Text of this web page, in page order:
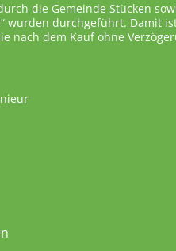
die Gemeinde Stücken
wurden durchgeführt. Damit
nach dem Kauf ohne